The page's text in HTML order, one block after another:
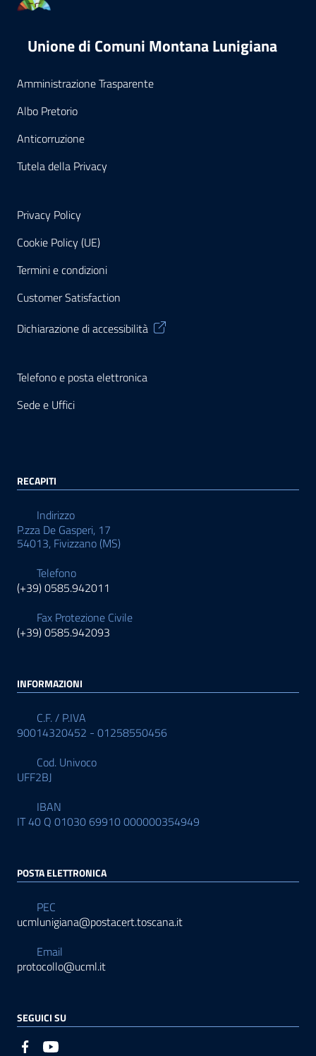
Unione di Comuni Montana Lunigiana
Amministrazione Trasparente
Albo Pretorio
Anticorruzione
Tutela della Privacy
Privacy Policy
Cookie Policy (UE)
Termini e condizioni
Customer Satisfaction
Dichiarazione di accessibilità
Telefono e posta elettronica
Sede e Uffici
RECAPITI
Indirizzo
P.zza De Gasperi, 17
54013, Fivizzano (MS)
Telefono
(+39) 0585.942011
Fax Protezione Civile
(+39) 0585.942093
INFORMAZIONI
C.F. / P.IVA
90014320452 - 01258550456
Cod. Univoco
UFF2BJ
IBAN
IT 40 Q 01030 69910 000000354949
POSTA ELETTRONICA
PEC
ucmlunigiana@postacert.toscana.it
Email
protocollo@ucml.it
SEGUICI SU